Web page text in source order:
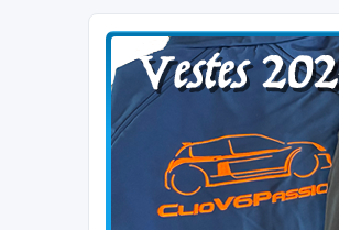
Clio V6 Passion
Le site français des passionnés de Clio V6